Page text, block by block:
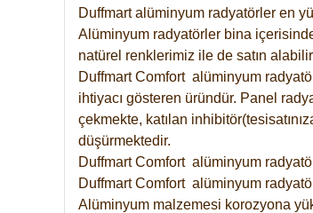
Duffmart alüminyum radyatörler en
Alüminyum radyatörler bina
natürel renklerimiz ile de satın
Duffmart Comfort alüminyum
ihtiyacı gösteren üründür. Panel
çekmekte, katılan
düşürmektedir.
Duffmart Comfort alüminyum
DuffmartComfort alüminyum
Alüminyum malzemesi korozyona